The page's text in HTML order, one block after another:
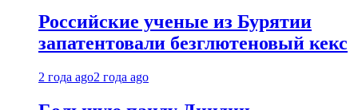
Российские ученые из Бурятии
запатентовали безглютеновый кекс
2 года ago2 года ago